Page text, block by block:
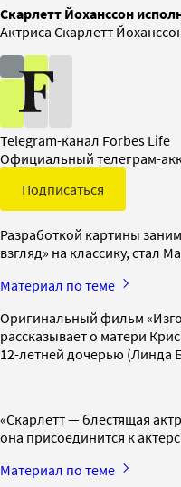
Скарлетт Йоханссон
Актриса Скарлетт
Telegram-канал Forbes Life
Официальный телеграм-
Подписаться
Разработкой картины
взгляд» на классику,
Материал по теме
Оригинальный фильм
рассказывает о матери
12-летней дочерью (Линда
«Скарлетт — блестящая
она присоединится к
Материал по теме